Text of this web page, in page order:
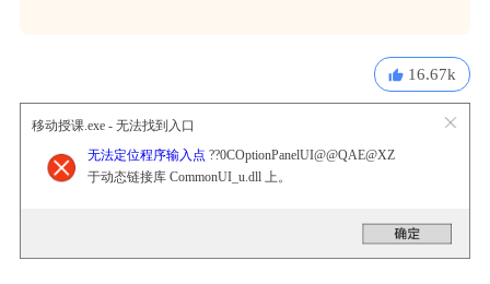
16.67k
移动授课.exe - 无法找到入口
无法定位程序输入点 ??0COptionPanelUI@@QAE@XZ
于动态链接库 CommonUI_u.dll 上。